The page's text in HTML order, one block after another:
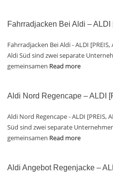
Fahrradjacken Bei Aldi –
Fahrradjacken Bei Aldi - ALDI
Aldi Süd sind zwei separate
gemeinsamen Read more
Aldi Nord Regencape – ALDI
Aldi Nord Regencape - ALDI [PREIS,
Süd sind zwei separate
gemeinsamen Read more
Aldi Angebot Regenjacke –